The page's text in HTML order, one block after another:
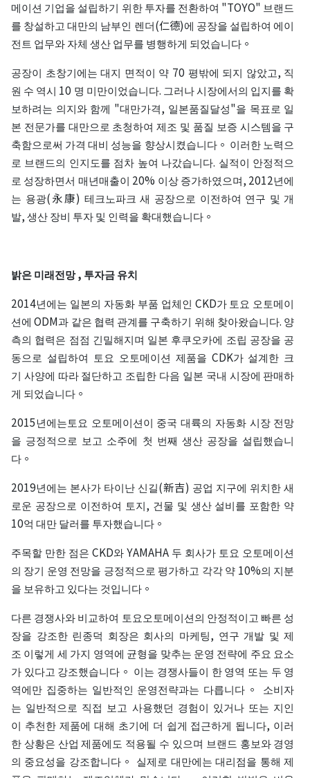
메이션 기업을 설립하기 위한 투자를 전환하여 "TOYO" 브랜드
를 창설하고 대만의 남부인 렌더(仁德)에 공장을 설립하여 에이
전트 업무와 자체 생산 업무를 병행하게 되었습니다。
공장이 초창기에는 대지 면적이 약 70 평밖에 되지 않았고, 직
원 수 역시 10 명 미만이었습니다. 그러나 시장에서의 입지를 확
보하려는 의지와 함께 "대만가격, 일본품질달성"을 목표로 일
본 전문가를 대만으로 초청하여 제조 및 품질 보증 시스템을 구
축함으로써 가격 대비 성능을 향상시켰습니다。 이러한 노력으
로 브랜드의 인지도를 점차 높여 나갔습니다. 실적이 안정적으
로 성장하면서 매년매출이 20% 이상 증가하였으며, 2012년에
는 용광(永康) 테크노파크 새 공장으로 이전하여 연구 및 개
발, 생산 장비 투자 및 인력을 확대했습니다。
밝은 미래전망 , 투자금 유치
2014년에는 일본의 자동화 부품 업체인 CKD가 토요 오토메이
션에 ODM과 같은 협력 관계를 구축하기 위해 찾아왔습니다. 양
측의 협력은 점점 긴밀해지며 일본 후쿠오카에 조립 공장을 공
동으로 설립하여 토요 오토메이션 제품을 CDK가 설계한 크
기 사양에 따라 절단하고 조립한 다음 일본 국내 시장에 판매하
게 되었습니다。
2015년에는토요 오토메이션이 중국 대륙의 자동화 시장 전망
을 긍정적으로 보고 소주에 첫 번째 생산 공장을 설립했습니
다。
2019년에는 본사가 타이난 신길(新吉) 공업 지구에 위치한 새
로운 공장으로 이전하여 토지, 건물 및 생산 설비를 포함한 약
10억 대만 달러를 투자했습니다。
주목할 만한 점은 CKD와 YAMAHA 두 회사가 토요 오토메이션
의 장기 운영 전망을 긍정적으로 평가하고 각각 약 10%의 지분
을 보유하고 있다는 것입니다。
다른 경쟁사와 비교하여 토요오토메이션의 안정적이고 빠른 성
장을 강조한 린종덕 회장은 회사의 마케팅, 연구 개발 및 제
조 이렇게 세 가지 영역에 균형을 맞추는 운영 전략에 주요 요소
가 있다고 강조했습니다。 이는 경쟁사들이 한 영역 또는 두 영
역에만 집중하는 일반적인 운영전략과는 다릅니다。 소비자
는 일반적으로 직접 보고 사용했던 경험이 있거나 또는 지인
이 추천한 제품에 대해 초기에 더 쉽게 접근하게 됩니다, 이러
한 상황은 산업 제품에도 적용될 수 있으며 브랜드 홍보와 경영
의 중요성을 강조합니다。 실제로 대만에는 대리점을 통해 제